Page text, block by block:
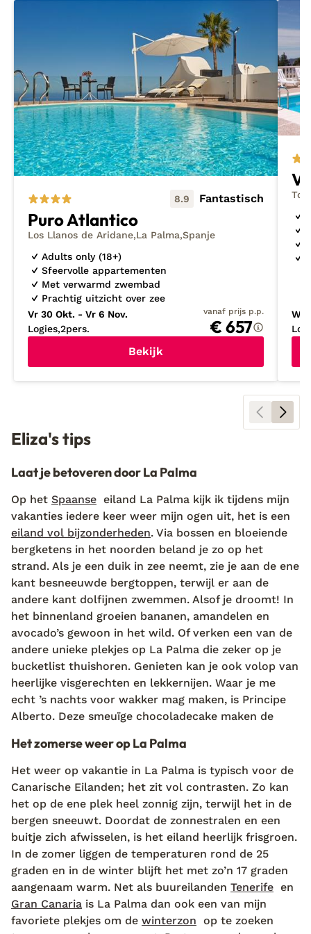
geregeld! Ben je op zoek naar meer inspiratie voor
jouw volgende reis weg van de massa? Kijk dan eens
nieuwste ontdekkingenoflast
8.9 Fantastisch
Puro Atlantico
Los Llanos de Aridane La Palma Spanje
Adults only (18+)
Sfeervolle appartementen
Met verwarmd zwembad
Prachtig uitzicht over zee
Vr 30 Okt. - Vr 6 Nov.
Logies 2pers.
vanaf prijs p.p.
€ 657
Bekijk
Wo
Eliza's tips
Laat je betoveren door La Palma
Op het Spaanse eiland La Palma kijk ik tijdens mijn
vakanties iedere keer weer mijn ogen uit, het is een
eiland vol bijzonderheden. Via bossen en bloeiende
bergketens in het noorden beland je zo op het
strand. Als je een duik in zee neemt, zie je aan de ene
kant besneeuwde bergtoppen, terwijl er aan de
andere kant dolfijnen zwemmen. Alsof je droomt! In
het binnenland groeien bananen, amandelen en
avocado’s gewoon in het wild. Of verken een van de
andere unieke plekjes op La Palma die zeker op je
bucketlist thuishoren. Genieten kan je ook volop van
heerlijke visgerechten en lekkernijen. Waar je me
echt ’s nachts voor wakker mag maken, is Principe
Alberto. Deze smeuïge chocoladecake maken de
Het zomerse weer op La Palma
Het weer op vakantie in La Palma is typisch voor de
Canarische Eilanden; het zit vol contrasten. Zo kan
het op de ene plek heel zonnig zijn, terwijl het in de
bergen sneeuwt. Doordat de zonnestralen en een
buitje zich afwisselen, is het eiland heerlijk frisgroen.
In de zomer liggen de temperaturen rond de 25
graden en in de winter blijft het met zo’n 17 graden
aangenaam warm. Net als buureilanden Tenerife en
Gran Canaria is La Palma dan ook een van mijn
favoriete plekjes om de winterzon op te zoeken